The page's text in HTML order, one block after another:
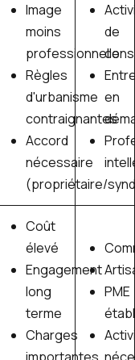
Image
moins
professionnelle
Règles
d'urbanisme
contraignantes
Accord
nécessaire
(propriétaire/
de
en
Coût
élevé
Engagement
long
terme
Charges
PME